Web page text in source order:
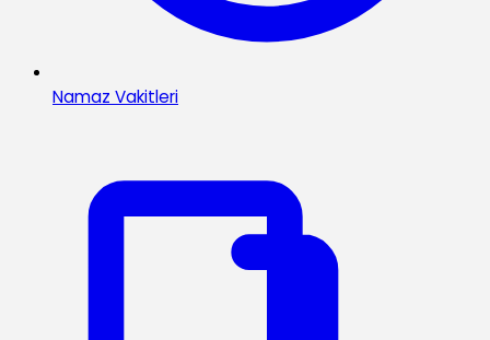
Namaz Vakitleri